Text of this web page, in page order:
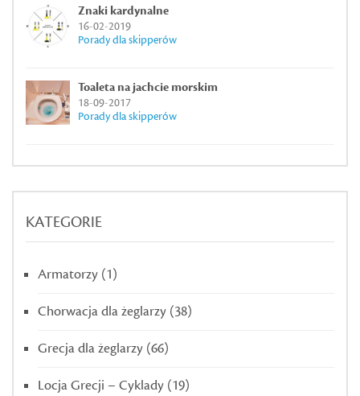
Znaki kardynalne
16-02-2019
Porady dla skipperów
Toaleta na jachcie morskim
18-09-2017
Porady dla skipperów
KATEGORIE
Armatorzy (1)
Chorwacja dla żeglarzy (38)
Grecja dla żeglarzy (66)
Locja Grecji – Cyklady (19)